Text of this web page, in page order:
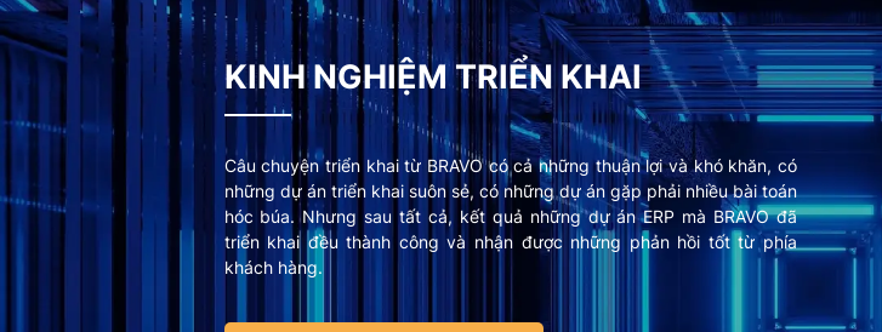
KINH NGHIỆM TRIỂN KHAI
Câu chuyện triển khai từ BRAVO có cả những thuận lợi và khó khăn, có
những dự án triển khai suôn sẻ, có những dự án gặp phải nhiều bài toán
hóc búa. Nhưng sau tất cả, kết quả những dự án ERP mà BRAVO đã
triển khai đều thành công và nhận được những phản hồi tốt từ phía
khách hàng.